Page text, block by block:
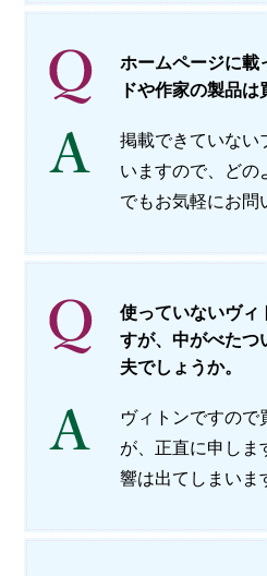
ホームページに載
ドや作家の製品
掲載できていない
いますので、どの
でもお気軽にお問
使っていないヴィ
すが、中がべたつ
夫でしょうか。
ヴィトンですので
が、正直に申しま
響は出てしまいま